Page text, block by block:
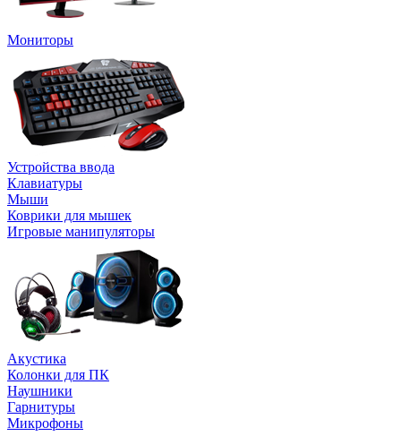
Мониторы
Устройства ввода
Клавиатуры
Мыши
Коврики для мышек
Игровые манипуляторы
Акустика
Колонки для ПК
Наушники
Гарнитуры
Микрофоны